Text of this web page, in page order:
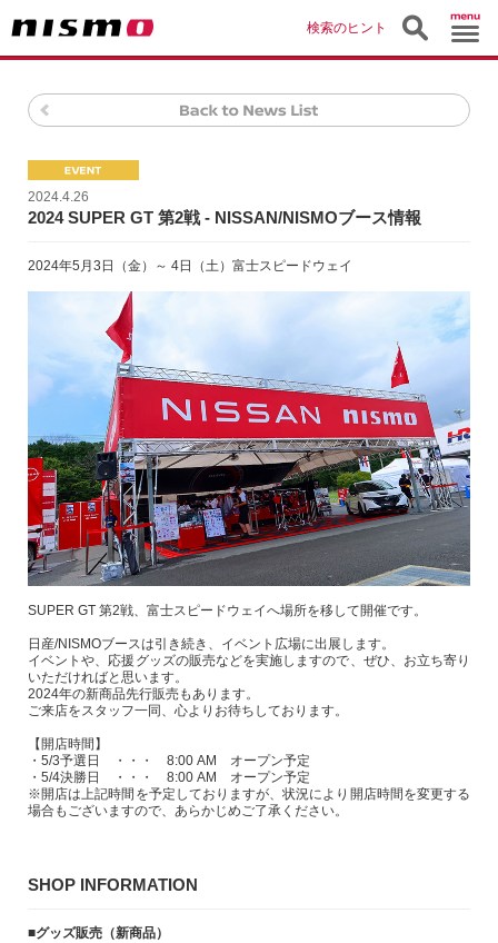
検索のヒント
2024.4.26
2024 SUPER GT 第2戦 - NISSAN/NISMOブース情報
2024年5月3日（金）～ 4日（土）富士スピードウェイ
SUPER GT 第2戦、富士スピードウェイへ場所を移して開催です。
日産/NISMOブースは引き続き、イベント広場に出展します。
イベントや、応援グッズの販売などを実施しますので、ぜひ、お立ち寄り
いただければと思います。
2024年の新商品先行販売もあります。
ご来店をスタッフ一同、心よりお待ちしております。
【開店時間】
・5/3予選日 ・・・ 8:00 AM オープン予定
・5/4決勝日 ・・・ 8:00 AM オープン予定
※開店は上記時間を予定しておりますが、状況により開店時間を変更する
場合もございますので、あらかじめご了承ください。
SHOP INFORMATION
■グッズ販売（新商品）